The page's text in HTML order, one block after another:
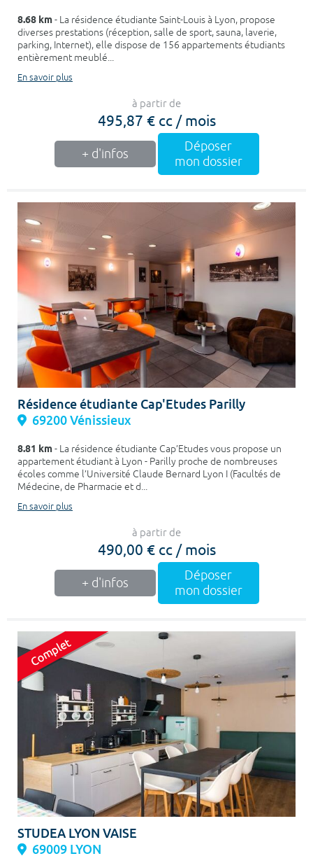
8.68 km- La résidence étudiante Saint-Louis à Lyon, propose
diverses prestations (réception, salle de sport, sauna, laverie,
parking, Internet), elle dispose de 156 appartements étudiants
entièrement meublé...
En savoir plus
à partir de
495,87 € cc / mois
+ d'infos
Déposer
mon dossier
Résidence étudiante Cap'Etudes Parilly
69200 Vénissieux
8.81 km- La résidence étudiante Cap’Etudes vous propose un
appartement étudiant à Lyon - Parilly proche de nombreuses
écoles comme l’Université Claude Bernard Lyon I (Facultés de
Médecine, de Pharmacie et d...
En savoir plus
à partir de
490,00 € cc / mois
+ d'infos
Déposer
mon dossier
STUDEA LYON VAISE
69009 LYON